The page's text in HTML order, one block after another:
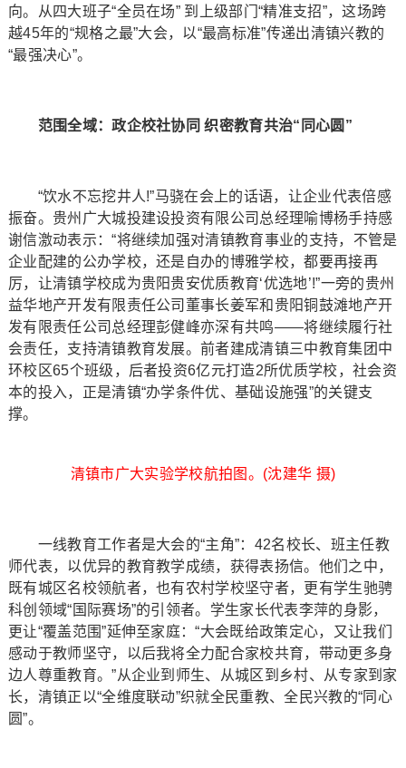
向。从四大班子“全员在场” 到上级部门“精准支招”，这场跨
越45年的“规格之最”大会，以“最高标准”传递出清镇兴教的
“最强决心”。
范围全域：政企校社协同 织密教育共治“同心圆”
“饮水不忘挖井人!”马骁在会上的话语，让企业代表倍感
振奋。贵州广大城投建设投资有限公司总经理喻博杨手持感
谢信激动表示：“将继续加强对清镇教育事业的支持，不管是
企业配建的公办学校，还是自办的博雅学校，都要再接再
厉，让清镇学校成为贵阳贵安优质教育‘优选地’!”一旁的贵州
益华地产开发有限责任公司董事长姜军和贵阳铜鼓滩地产开
发有限责任公司总经理彭健峰亦深有共鸣——将继续履行社
会责任，支持清镇教育发展。前者建成清镇三中教育集团中
环校区65个班级，后者投资6亿元打造2所优质学校，社会资
本的投入，正是清镇“办学条件优、基础设施强”的关键支
撑。
清镇市广大实验学校航拍图。(沈建华 摄)
一线教育工作者是大会的“主角”：42名校长、班主任教
师代表，以优异的教育教学成绩，获得表扬信。他们之中，
既有城区名校领航者，也有农村学校坚守者，更有学生驰骋
科创领域“国际赛场”的引领者。学生家长代表李萍的身影，
更让“覆盖范围”延伸至家庭：“大会既给政策定心，又让我们
感动于教师坚守，以后我将全力配合家校共育，带动更多身
边人尊重教育。”从企业到师生、从城区到乡村、从专家到家
长，清镇正以“全维度联动”织就全民重教、全民兴教的“同心
圆”。